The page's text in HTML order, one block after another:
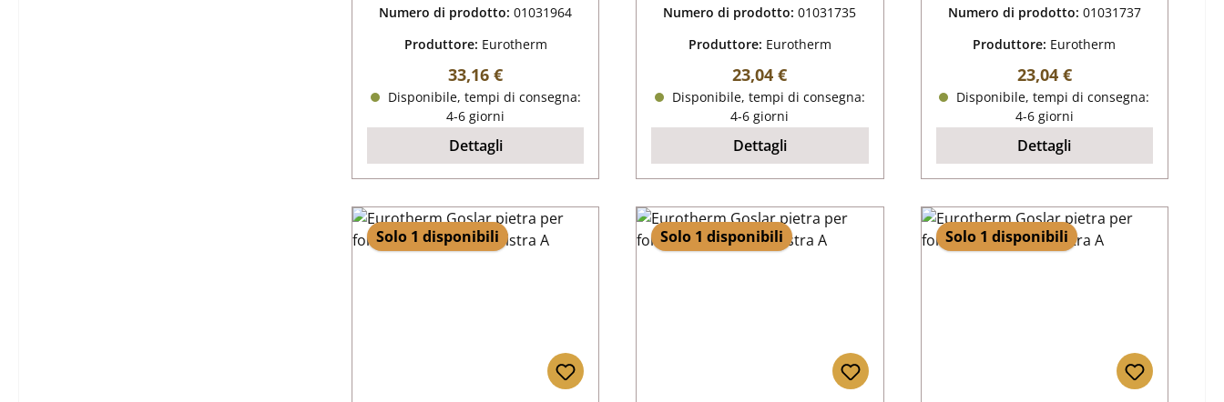
Numero di prodotto:01031964
Produttore: Eurotherm
Prezzo normale:
33,16 €
Disponibile, tempi di consegna:
4-6 giorni
Dettagli
Numero di prodotto:01031735
Produttore: Eurotherm
Prezzo normale:
23,04 €
Disponibile, tempi di consegna:
4-6 giorni
Dettagli
Numero di prodotto: 01031737
Produttore: Eurotherm
Prezzo normale:
23,04 €
Disponibile, tempi di consegna:
4-6 giorni
Dettagli
Solo 1 disponibili Solo 1 disponibili Solo 1 disponibili